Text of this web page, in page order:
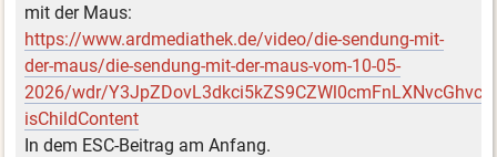
mit der Maus:
https://www.ardmediathek.de/video/die-sendung-mit-
der-maus/die-sendung-mit-der-maus-vom-10-05-
2026/wdr/
isChildContent
In dem ESC-Beitrag am Anfang.